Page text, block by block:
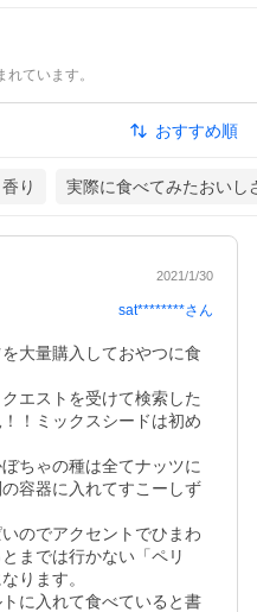
ています。
おすすめ順
香り 実際に食べてみたおいし
2021/1/30
sat********さん
大量購入しておやつに食
エストを受けて検索した
！ミックスシードは初め
ちゃの種は全てナッツに
容器に入れてすこーしず
のでアクセントでひまわ
までは行かない「ペリ
ります。
に入れて食べていると書